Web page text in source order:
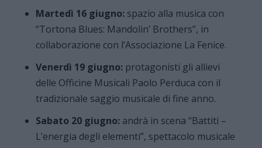
Martedì 16 giugno:spazio alla musica con
“Tortona Blues: Mandolin’ Brothers”, in
collaborazione con l’Associazione La Fenice.
Venerdì 19 giugno:protagonisti gli allievi
delle Officine Musicali Paolo Perduca con il
tradizionale saggio musicale di fine anno.
Sabato 20 giugno:andrà in scena “Battiti –
L’energia degli elementi”, spettacolo musicale